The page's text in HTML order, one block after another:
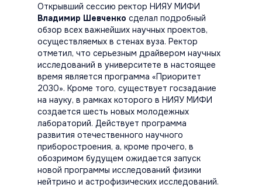
Открывший сессию ректор НИЯУ МИФИ
Владимир Шевченко сделал подробный
обзор всех важнейших научных проектов,
осуществляемых в стенах вуза. Ректор
отметил, что серьезным драйвером научных
исследований в университете в настоящее
время является программа «Приоритет
2030». Кроме того, существует госзадание
на науку, в рамках которого в НИЯУ МИФИ
создается шесть новых молодежных
лабораторий. Действует программа
развития отечественного научного
приборостроения, а, кроме прочего, в
обозримом будущем ожидается запуск
новой программы исследований физики
нейтрино и астрофизических исследований.